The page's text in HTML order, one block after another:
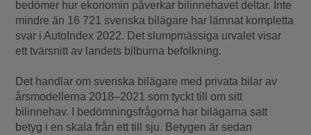
bedömer hur ekonomin påverkar bilinnehavet deltar. Inte
mindre än 16 721 svenska bilägare har lämnat kompletta
svar i AutoIndex 2022. Det slumpmässiga urvalet visar
ett tvärsnitt av landets bilburna befolkning.
Det handlar om svenska bilägare med privata bilar av
årsmodellerna 2018–2021 som tyckt till om sitt
bilinnehav. I bedömningsfrågorna har bilägarna satt
betyg i en skala från ett till sju. Betygen är sedan